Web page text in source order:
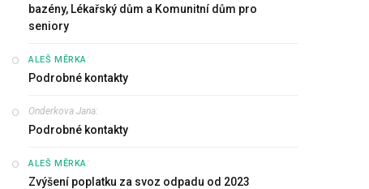
bazény, Lékařský dům a Komunitní dům pro
seniory
ALEŠ MĚRKA:
Podrobné kontakty
Onderkova Jana:
Podrobné kontakty
ALEŠ MĚRKA:
Zvýšení poplatku za svoz odpadu od 2023